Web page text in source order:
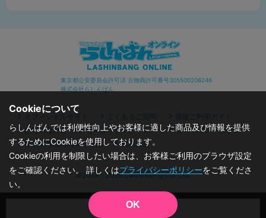
品切状態
東京都公安委員会許可済 古物商許可番号305500206246
株式会社らしんばん
オフィシャルサイト よくあるご質問
通販ご利用ガイド
お問い合わせ
セキュリティポリシー
プライバシーポリシー
特定商取引に関する表記
利用規約
©2019 - 2026 Lashinbang Co.,Ltd.
Cookieについて
らしんばんでは利便性向上やお客様に適した商品及び情報を提供
するためにCookieを使用しております。
Cookieの利用を制限したい場合は、お客様ご利用のブラウザ設定
をご確認ください。 詳しくはプライバシーポリシーをご覧くださ
い。
OK